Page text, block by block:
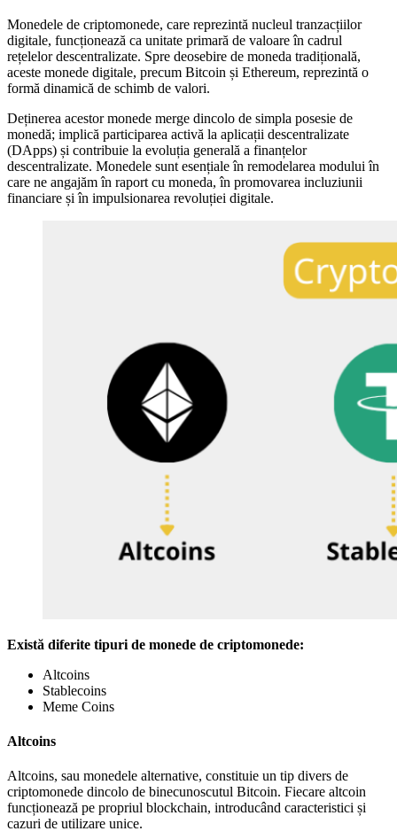
Monedele de criptomonede, care reprezintă nucleul tranzacțiilor
digitale, funcționează ca unitate primară de valoare în cadrul
rețelelor descentralizate. Spre deosebire de moneda tradițională,
aceste monede digitale, precum Bitcoin și Ethereum, reprezintă o
formă dinamică de schimb de valori.
Deținerea acestor monede merge dincolo de simpla posesie de
monedă; implică participarea activă la aplicații descentralizate
(DApps) și contribuie la evoluția generală a finanțelor
descentralizate. Monedele sunt esențiale în remodelarea modului în
care ne angajăm în raport cu moneda, în promovarea incluziunii
financiare și în impulsionarea revoluției digitale.
Există diferite tipuri de monede de criptomonede:
Altcoins
Stablecoins
Meme Coins
Altcoins
Altcoins, sau monedele alternative, constituie un tip divers de
criptomonede dincolo de binecunoscutul Bitcoin. Fiecare altcoin
funcționează pe propriul blockchain, introducând caracteristici și
cazuri de utilizare unice.